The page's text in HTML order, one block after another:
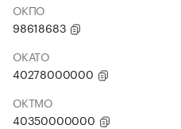
ОКПО
98618683
ОКАТО
40278000000
ОКТМО
40350000000